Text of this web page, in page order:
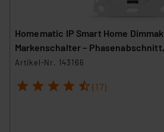
Homematic IP Smart Home
Markenschalter –
Artikel-Nr. 143166
1 2 3 4 5 (17)